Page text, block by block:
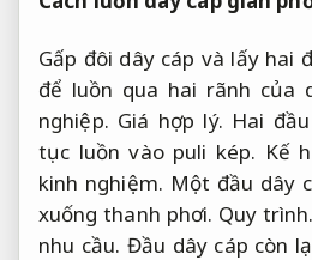
Gấp đôi dây cáp và lấy hai
để luồn qua hai rãnh của
nghiệp. Giá hợp lý. Hai
tục luồn vào puli kép. Kế
kinh nghiệm. Một đầu dây
xuống thanh phơi. Quy trình.
nhu cầu. Đầu dây cáp còn